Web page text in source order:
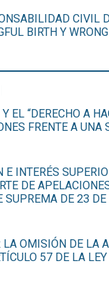
CIVIL
BIRTH Y
EL “DERECHO A
FRENTE A
E INTERÉS
DE
SUPREMA DE 23
OMISIÓN DE LA
57 DE LA